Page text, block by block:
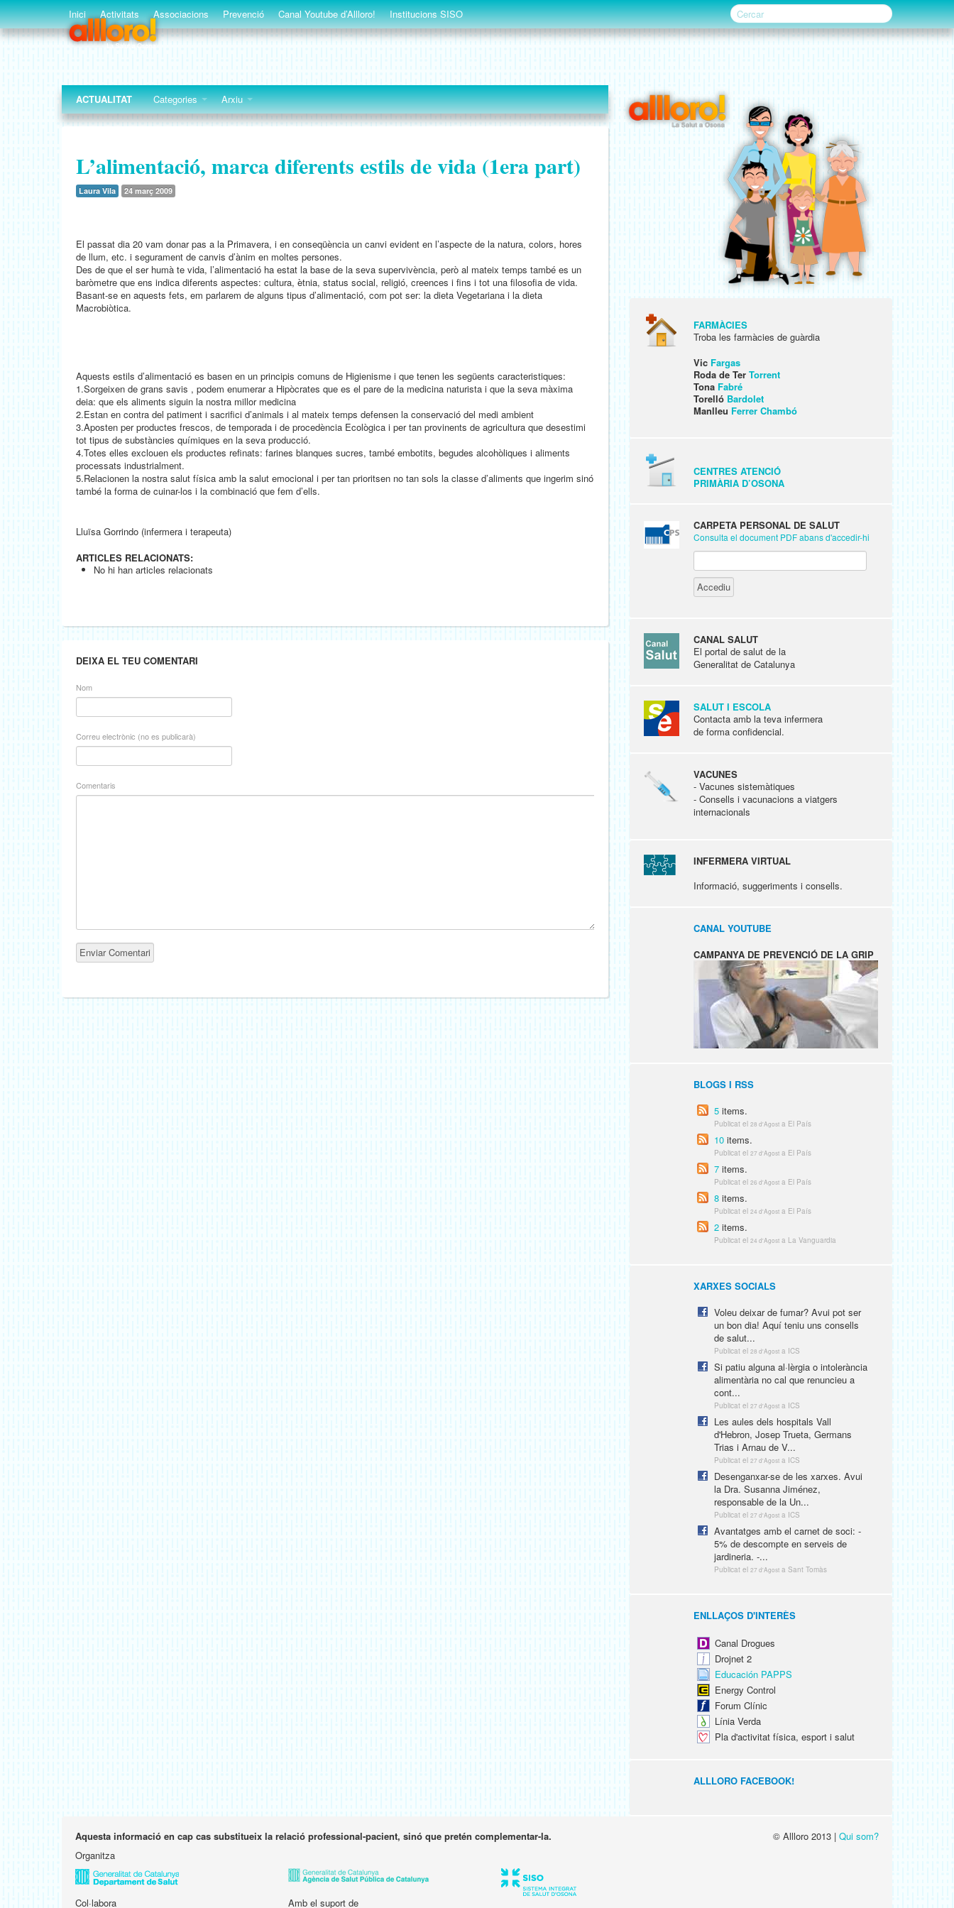
Inici Activitats Associacions Prevenció Canal Youtube d’Allloro! Institucions SISO
ACTUALITAT Categories Arxiu
L’alimentació, marca diferents estils de vida (1era part)
Laura Vila 24 març 2009
El passat dia 20 vam donar pas a la Primavera, i en conseqüència un canvi evident en l’aspecte de la natura, colors, hores
de llum, etc. i segurament de canvis d’ànim en moltes persones.
Des de que el ser humà te vida, l’alimentació ha estat la base de la seva supervivència, però al mateix temps també es un
baròmetre que ens indica diferents aspectes: cultura, ètnia, status social, religió, creences i fins i tot una filosofia de vida.
Basant-se en aquests fets, em parlarem de alguns tipus d’alimentació, com pot ser: la dieta Vegetariana i la dieta
Macrobiòtica.
Aquests estils d’alimentació es basen en un principis comuns de Higienisme i que tenen les següents caracteristiques:
1.Sorgeixen de grans savis , podem enumerar a Hipòcrates que es el pare de la medicina naturista i que la seva màxima
deia: que els aliments siguin la nostra millor medicina
2.Estan en contra del patiment i sacrifici d’animals i al mateix temps defensen la conservació del medi ambient
3.Aposten per productes frescos, de temporada i de procedència Ecològica i per tan provinents de agricultura que desestimi
tot tipus de substàncies químiques en la seva producció.
4.Totes elles exclouen els productes refinats: farines blanques sucres, també embotits, begudes alcohòliques i aliments
processats industrialment.
5.Relacionen la nostra salut física amb la salut emocional i per tan prioritsen no tan sols la classe d’aliments que ingerim sinó
també la forma de cuinar-los i la combinació que fem d’ells.
Lluïsa Gorrindo (infermera i terapeuta)
ARTICLES RELACIONATS:
No hi han articles relacionats
DEIXA EL TEU COMENTARI
Nom
Correu electrònic (no es publicarà)
Comentaris
FARMÀCIES
Troba les farmàcies de guàrdia
Vic Fargas
Roda de Ter Torrent
Tona Fabré
Torelló Bardolet
Manlleu Ferrer Chambó
CENTRES ATENCIÓ
PRIMÀRIA D’OSONA
CARPETA PERSONAL DE SALUT
Consulta el document PDF abans d'accedir-hi
CANAL SALUT
El portal de salut de la
Generalitat de Catalunya
SALUT I ESCOLA
Contacta amb la teva infermera
de forma confidencial.
VACUNES
- Vacunes sistemàtiques
- Consells i vacunacions a viatgers
internacionals
INFERMERA VIRTUAL
Informació, suggeriments i consells.
CANAL YOUTUBE
CAMPANYA DE PREVENCIÓ DE LA GRIP
BLOGS I RSS
5 items.
Publicat el 28 d'Agost a El País
10 items.
Publicat el 27 d'Agost a El País
7 items.
Publicat el 26 d'Agost a El País
8 items.
Publicat el 24 d'Agost a El País
2 items.
Publicat el 24 d'Agost a La Vanguardia
XARXES SOCIALS
Voleu deixar de fumar? Avui pot ser
un bon dia! Aquí teniu uns consells
de salut...
Publicat el 28 d'Agost a ICS
Si patiu alguna al·lèrgia o intolerància
alimentària no cal que renuncieu a
cont...
Publicat el 27 d'Agost a ICS
Les aules dels hospitals Vall
d'Hebron, Josep Trueta, Germans
Trias i Arnau de V...
Publicat el 27 d'Agost a ICS
Desenganxar-se de les xarxes. Avui
la Dra. Susanna Jiménez,
responsable de la Un...
Publicat el 27 d'Agost a ICS
Avantatges amb el carnet de soci: -
5% de descompte en serveis de
jardineria. -...
Publicat el 27 d'Agost a Sant Tomàs
ENLLAÇOS D'INTERÈS
Canal Drogues
Drojnet 2
Educación PAPPS
Energy Control
Forum Clínic
Línia Verda
Pla d'activitat física, esport i salut
ALLLORO FACEBOOK!
Aquesta informació en cap cas substitueix la relació professional-pacient, sinó que pretén complementar-la. © Allloro 2013 | Qui som?
Organitza
Col·labora Amb el suport de